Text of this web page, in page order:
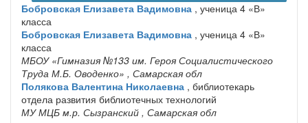
Бобровская Елизавета Вадимовна , ученица 4 «В»
класса
Бобровская Елизавета Вадимовна , ученица 4 «В»
класса
МБОУ «Гимназия №133 им. Героя Социалистического
Труда М.Б. Оводенко» , Самарская обл
Полякова Валентина Николаевна , библиотекарь
отдела развития библиотечных технологий
МУ МЦБ м.р. Сызранский , Самарская обл